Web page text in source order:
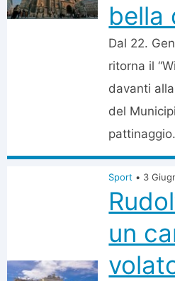
bella
Dal 22.
ritorna il
davanti
del
Sport • 3
un